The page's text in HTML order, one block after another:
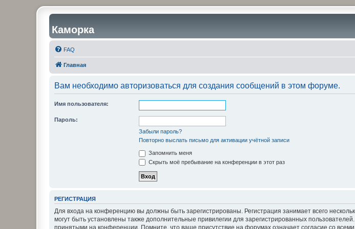
Каморка
FAQ
Главная
Вам необходимо авторизоваться для создания сообщений в этом форуме.
Имя пользователя:
Пароль:
Забыли пароль?
Повторно выслать письмо для активации учётной записи
Запомнить меня
Скрыть моё пребывание на конференции в этот раз
РЕГИСТРАЦИЯ
Для входа на конференцию вы должны быть зарегистрированы. Регистрация занимает всего
могут быть установлены также дополнительные привилегии для зарегистрированных
принятыми на конференции. Помните, что ваше присутствие на форумах означает согласие со всеми